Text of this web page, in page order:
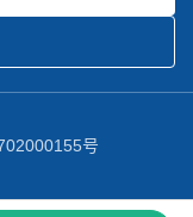
号